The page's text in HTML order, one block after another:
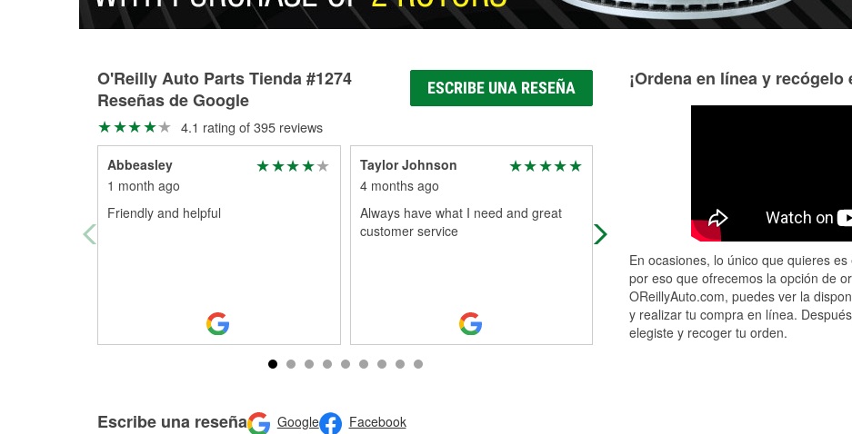
O'Reilly Auto Parts Tienda #1274
Reseñas de Google
ESCRIBE UNA RESEÑA
4.1 rating of 395 reviews
Abbeasley
1 month ago
Friendly and helpful
Taylor Johnson
4 months ago
Always have what I need and great
customer service
Very helpful and honest
Escribe una reseña Google Facebook
¡Ordena en línea y recógelo
En ocasiones, lo único que quieres
por eso que ofrecemos la opción de
OReillyAuto.com, puedes ver la
y realizar tu compra en línea.
elegiste y recoger tu orden.